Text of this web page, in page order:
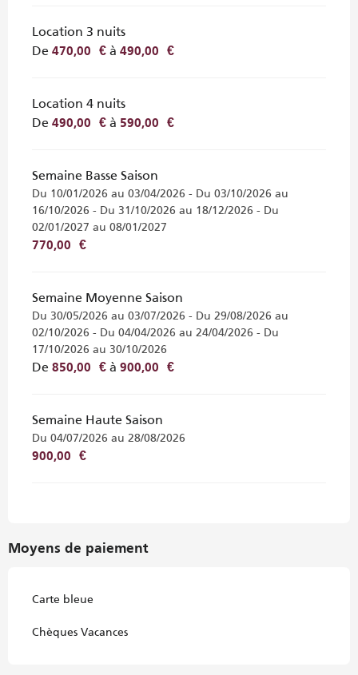
Location 3 nuits
De 470,00 € à 490,00 €
Location 4 nuits
De 490,00 € à 590,00 €
Semaine Basse Saison
Du 10/01/2026 au 03/04/2026 - Du 03/10/2026 au
16/10/2026 - Du 31/10/2026 au 18/12/2026 - Du
02/01/2027 au 08/01/2027
770,00 €
Semaine Moyenne Saison
Du 30/05/2026 au 03/07/2026 - Du 29/08/2026 au
02/10/2026 - Du 04/04/2026 au 24/04/2026 - Du
17/10/2026 au 30/10/2026
De 850,00 € à 900,00 €
Semaine Haute Saison
Du 04/07/2026 au 28/08/2026
900,00 €
Moyens de paiement
Carte bleue
Chèques Vacances